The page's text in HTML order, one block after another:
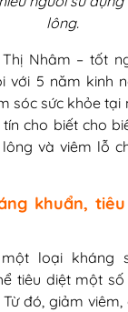
lông.
Nhâm – tốt
với 5 năm kinh
sóc sức khỏe tại
cho biết cho
và viêm lỗ
khuẩn,
loại kháng
tiêu diệt một
đó, giảm